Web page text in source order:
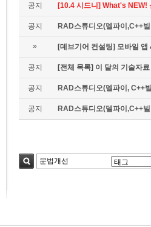
공지 [10.4 시드니] What's NEW!
공지 RAD스튜디오(델파이,C++
» [데브기어 컨설팅] 모바일
공지 [전체 목록] 이 달의 기술자
공지 RAD스튜디오(델파이, C++
공지 RAD스튜디오(델파이,C++